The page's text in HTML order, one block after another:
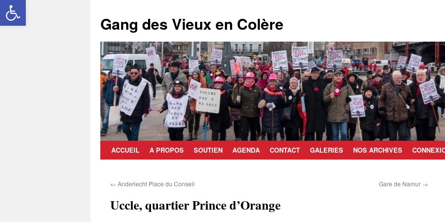
contenu
Gang des Vieux en Colère
ACCUEIL A PROPOS SOUTIEN AGENDA CONTACT GALERIES NOS ARCHIVES
← Anderlecht Place du Conseil Gare de Namur →
Uccle, quartier Prince d’Orange